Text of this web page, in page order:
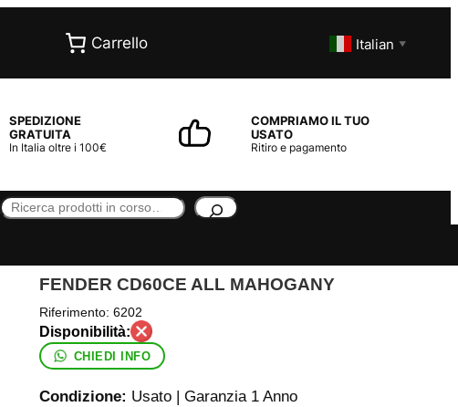
Carrello Italian ▼
SPEDIZIONE
GRATUITA
In Italia oltre i 100€
COMPRIAMO IL TUO
USATO
Ritiro e pagamento
Cerca
FENDER CD60CE ALL MAHOGANY
Riferimento: 6202
CHIEDI INFO
Condizione: Usato | Garanzia 1 Anno